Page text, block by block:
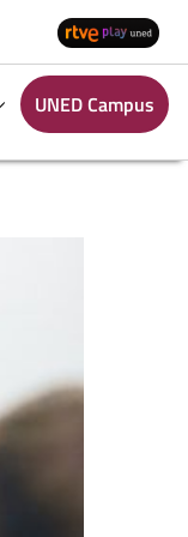
UNED Campus